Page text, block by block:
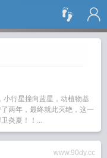
搜 索
行星撞向蓝星，动植物基
两年，最终就此灭绝，这一
炎夏！！...
www.90dy.cc